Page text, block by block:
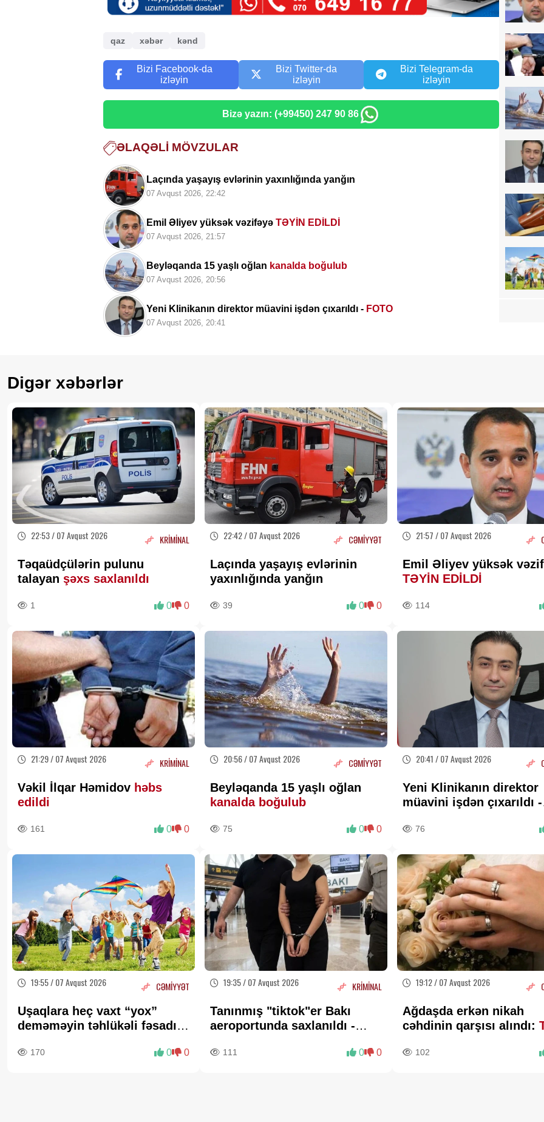
qaz xəbər kənd
Bizi Facebook-da
izləyin
Bizi Twitter-da
izləyin
Bizi Telegram-da
izləyin
Bizə yazın: (+99450) 247 90 86
ƏLAQƏLI MÖVZULAR
Laçında yaşayış evlərinin yaxınlığında yanğın
07 Avqust 2026, 22:42
Emil Əliyev yüksək vəzifəyə TƏYİN EDİLDİ
07 Avqust 2026, 21:57
Beyləqanda 15 yaşlı oğlan kanalda boğulub
07 Avqust 2026, 20:56
Yeni Klinikanın direktor müavini işdən çıxarıldı - FOTO
07 Avqust 2026, 20:41
Digər xəbərlər
22:53 / 07 Avqust 2026 KRİMİNAL
Təqaüdçülərin pulunu
talayan şəxs saxlanıldı
1 0 0
22:42 / 07 Avqust 2026 CƏMİYYƏT
Laçında yaşayış evlərinin
yaxınlığında yanğın
39 0 0
21:57 / 07 Avqust 2026
Emil Əliyev yüksək
TƏYİN EDİLDİ
114
21:29 / 07 Avqust 2026 KRİMİNAL
Vəkil İlqar Həmidov həbs
edildi
161 0 0
20:56 / 07 Avqust 2026 CƏMİYYƏT
Beyləqanda 15 yaşlı oğlan
kanalda boğulub
75 0 0
20:41 / 07 Avqust 2026
Yeni Klinikanın direktor
müavini işdən çıxarıldı -
76
19:55 / 07 Avqust 2026 CƏMİYYƏT
Uşaqlara heç vaxt “yox”
deməməyin təhlükəli fəsadı –
XƏBƏRDARLIQ
170 0 0
19:35 / 07 Avqust 2026 KRİMİNAL
Tanınmış "tiktok"er Bakı
aeroportunda saxlanıldı -
111 0 0
19:12 / 07 Avqust 2026
Ağdaşda erkən nikah
cəhdinin qarşısı alındı:
102